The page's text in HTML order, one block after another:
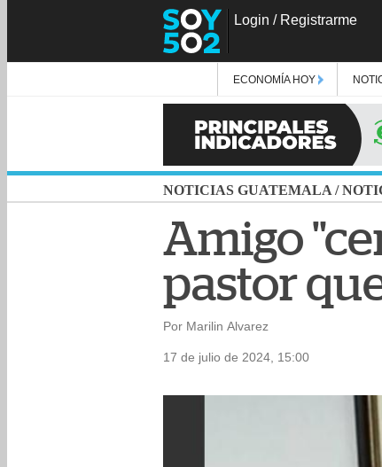
Login / Registrarme
ECONOMÍA HOY
NOTICIAS GUATEMALA /
Amigo
pastor
Por Marilin Alvarez
17 de julio de 2024, 15:00